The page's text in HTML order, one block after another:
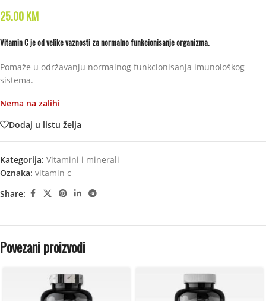
25.00KM
Vitamin C je od velike vaznosti za normalno funkcionisanje organizma.
Pomaže u održavanju normalnog funkcionisanja imunološkog
sistema.
Nema na zalihi
Dodaj u listu želja
Kategorija: Vitamini i minerali
Oznaka: vitamin c
Share:
Povezani proizvodi